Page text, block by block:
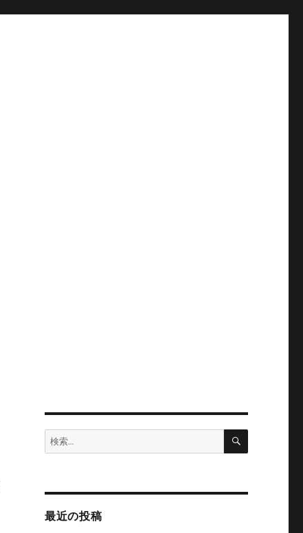
検
索:
検
最近の投稿